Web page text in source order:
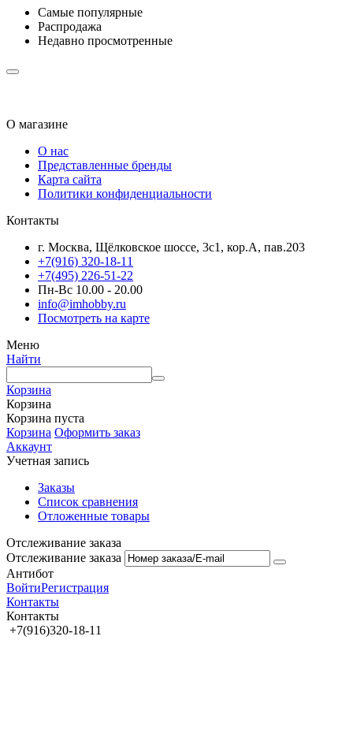
Самые популярные
Распродажа
Недавно просмотренные
О магазине
О нас
Представленные бренды
Карта сайта
Политики конфиденциальности
Контакты
г. Москва, Щёлковское шоссе, 3с1, кор.А, пав.203
+7(916) 320-18-11
+7(495) 226-51-22
Пн-Вс 10.00 - 20.00
info@imhobby.ru
Посмотреть на карте
Меню
Найти
Корзина
Корзина
Корзина пуста
Корзина Оформить заказ
Аккаунт
Учетная запись
Заказы
Список сравнения
Отложенные товары
Отслеживание заказа
Отслеживание заказа
Антибот
ВойтиРегистрация
Контакты
Контакты
+7(916)320-18-11